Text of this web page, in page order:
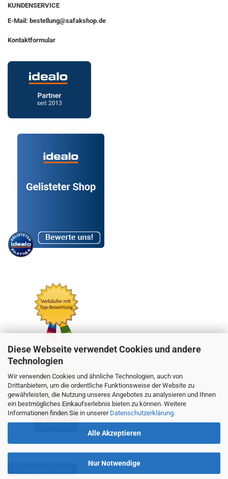
Diese Webseite verwendet Cookies und andere
Technologien
Wir verwenden Cookies und ähnliche Technologien, auch von
Drittanbietern, um die ordentliche Funktionsweise der Website zu
gewährleisten, die Nutzung unseres Angebotes zu analysieren und Ihnen
ein bestmögliches Einkaufserlebnis bieten zu können. Weitere
Informationen finden Sie in unserer Datenschutzerklärung.
Alle Akzeptieren
Nur Notwendige
KUNDENSERVICE
E-Mail: bestellung@safakshop.de
Kontaktformular